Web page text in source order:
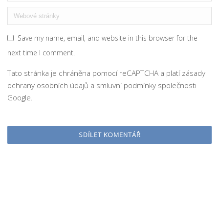
Save my name, email, and website in this browser for the
next time I comment.
Tato stránka je chráněna pomocí reCAPTCHA a platí zásady
ochrany osobních údajů a smluvní podmínky společnosti
Google.